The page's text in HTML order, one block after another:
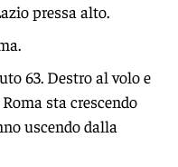
pressa alto.
63. Destro al volo e
sta crescendo
uscendo dalla